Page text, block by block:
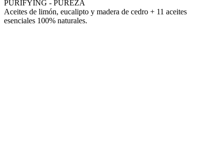
PURIFYING - PUREZA
Aceites de limón, eucalipto y madera de cedro + 11 aceites
esenciales 100% naturales.